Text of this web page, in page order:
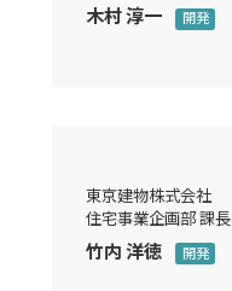
木村 淳一 開発
東京建物株式会社
住宅事業企画部 課長
竹内 洋徳 開発